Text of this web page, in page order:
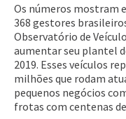
Os números mostram
368 gestores
Observatório de
aumentar seu plantel
2019. Esses veículos
milhões que rodam
pequenos negócios
frotas com centenas